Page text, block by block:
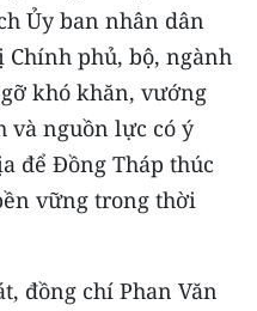
Ủy ban nhân dân
phủ, bộ, ngành
khó khăn, vướng
và nguồn lực có ý
để Đồng Tháp thúc
vững trong thời
đồng chí Phan Văn